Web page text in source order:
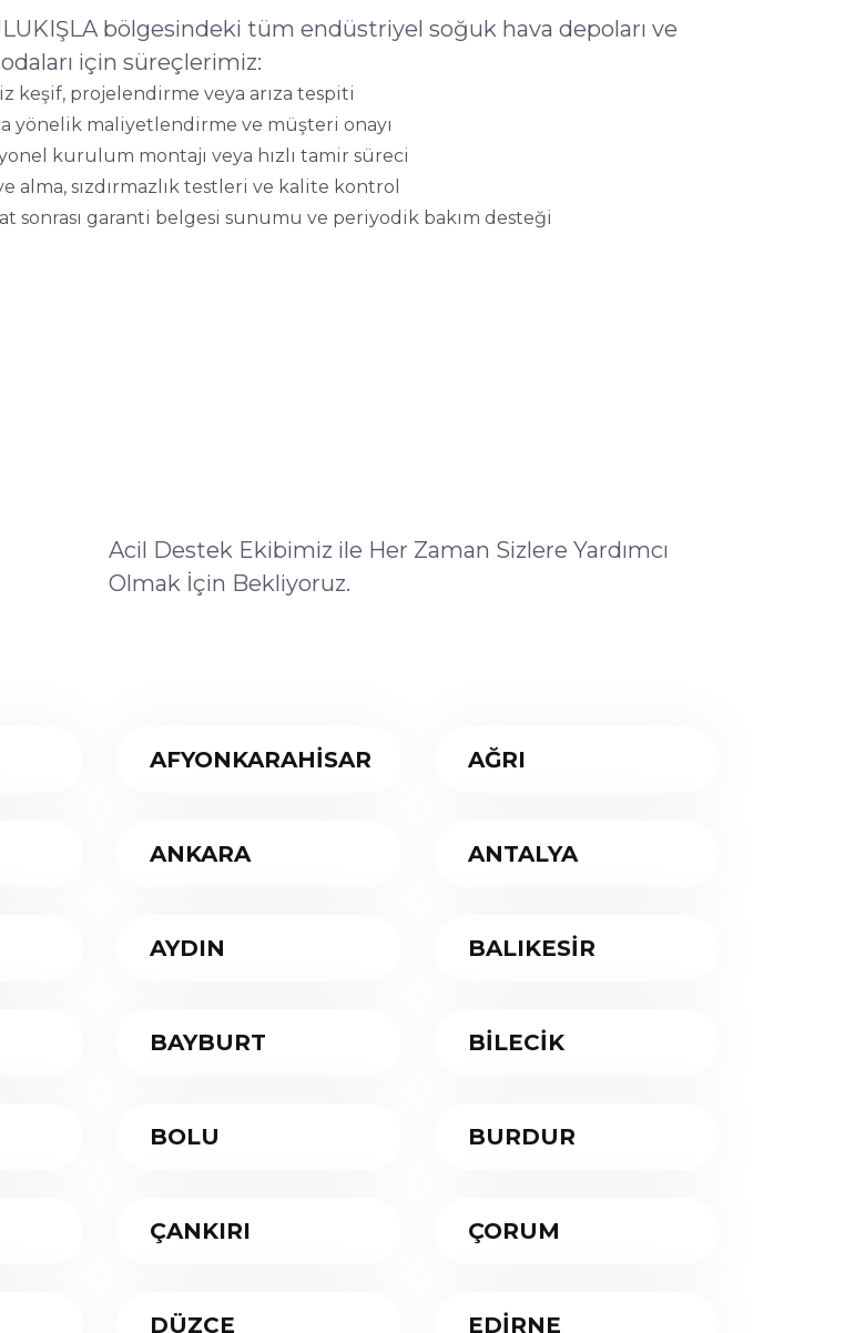
bölgesindeki tüm endüstriyel soğuk hava depoları ve
için süreçlerimiz:
keşif, projelendirme veya arıza tespiti
yönelik maliyetlendirme ve müşteri onayı
kurulum montajı veya hızlı tamir süreci
alma, sızdırmazlık testleri ve kalite kontrol
sonrası garanti belgesi sunumu ve periyodik bakım desteği
Acil Destek Ekibimiz ile Her Zaman Sizlere Yardımcı
Olmak İçin Bekliyoruz.
AFYONKARAHİSAR AĞRI
ANKARA ANTALYA
AYDIN BALIKESİR
BAYBURT BİLECİK
BOLU BURDUR
ÇANKIRI ÇORUM
DÜZCE EDİRNE